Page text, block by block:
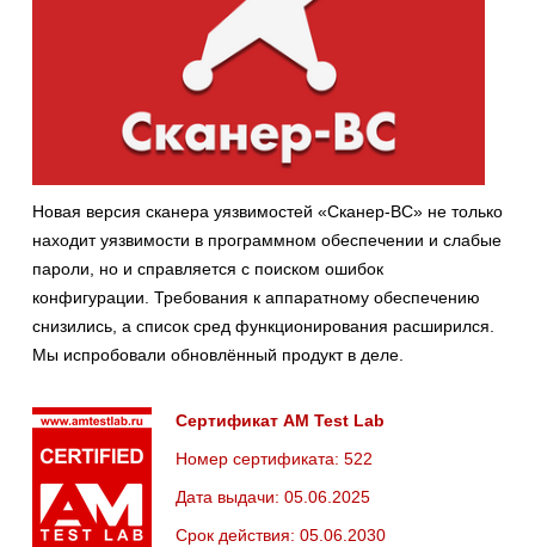
Новая версия сканера уязвимостей «Сканер-ВС» не только
находит уязвимости в программном обеспечении и слабые
пароли, но и справляется с поиском ошибок
конфигурации. Требования к аппаратному обеспечению
снизились, а список сред функционирования расширился.
Мы испробовали обновлённый продукт в деле.
Сертификат AM Test Lab
Номер сертификата: 522
Дата выдачи: 05.06.2025
Срок действия: 05.06.2030